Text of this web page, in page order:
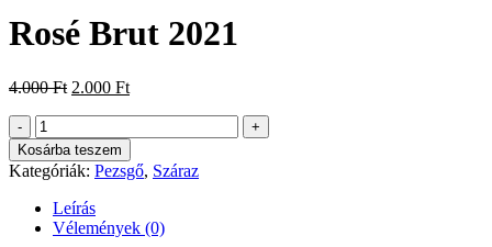
Rosé Brut 2021
4.000Ft Original
4.000 Ft.
2.000 FtCurrent
2.000 Ft.
Rosé
Brut
2021
mennyiség
Kosárba teszem
Kategóriák: Pezsgő, Száraz
Leírás
Vélemények (0)